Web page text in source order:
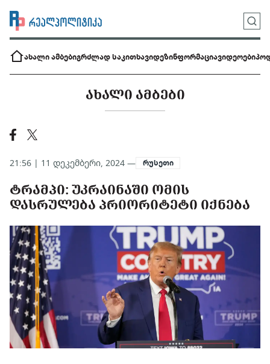
ახალი ამბებიგრძლად საკითხავიდეზინფორმაციავიდეოები
ᲐᲮᲐᲚᲘ ᲐᲛᲑᲔᲑᲘ
21:56 | 11 დეკემბერი, 2024 — რუსეთი
ᲢᲠᲐᲛᲞᲘ: ᲣᲙᲠᲐᲘᲜᲐᲨᲘ ᲝᲛᲘᲡ
ᲓᲐᲡᲠᲣᲚᲔᲑᲐ ᲞᲠᲘᲝᲠᲘᲢᲔᲢᲘ ᲘᲥᲜᲔᲑᲐ